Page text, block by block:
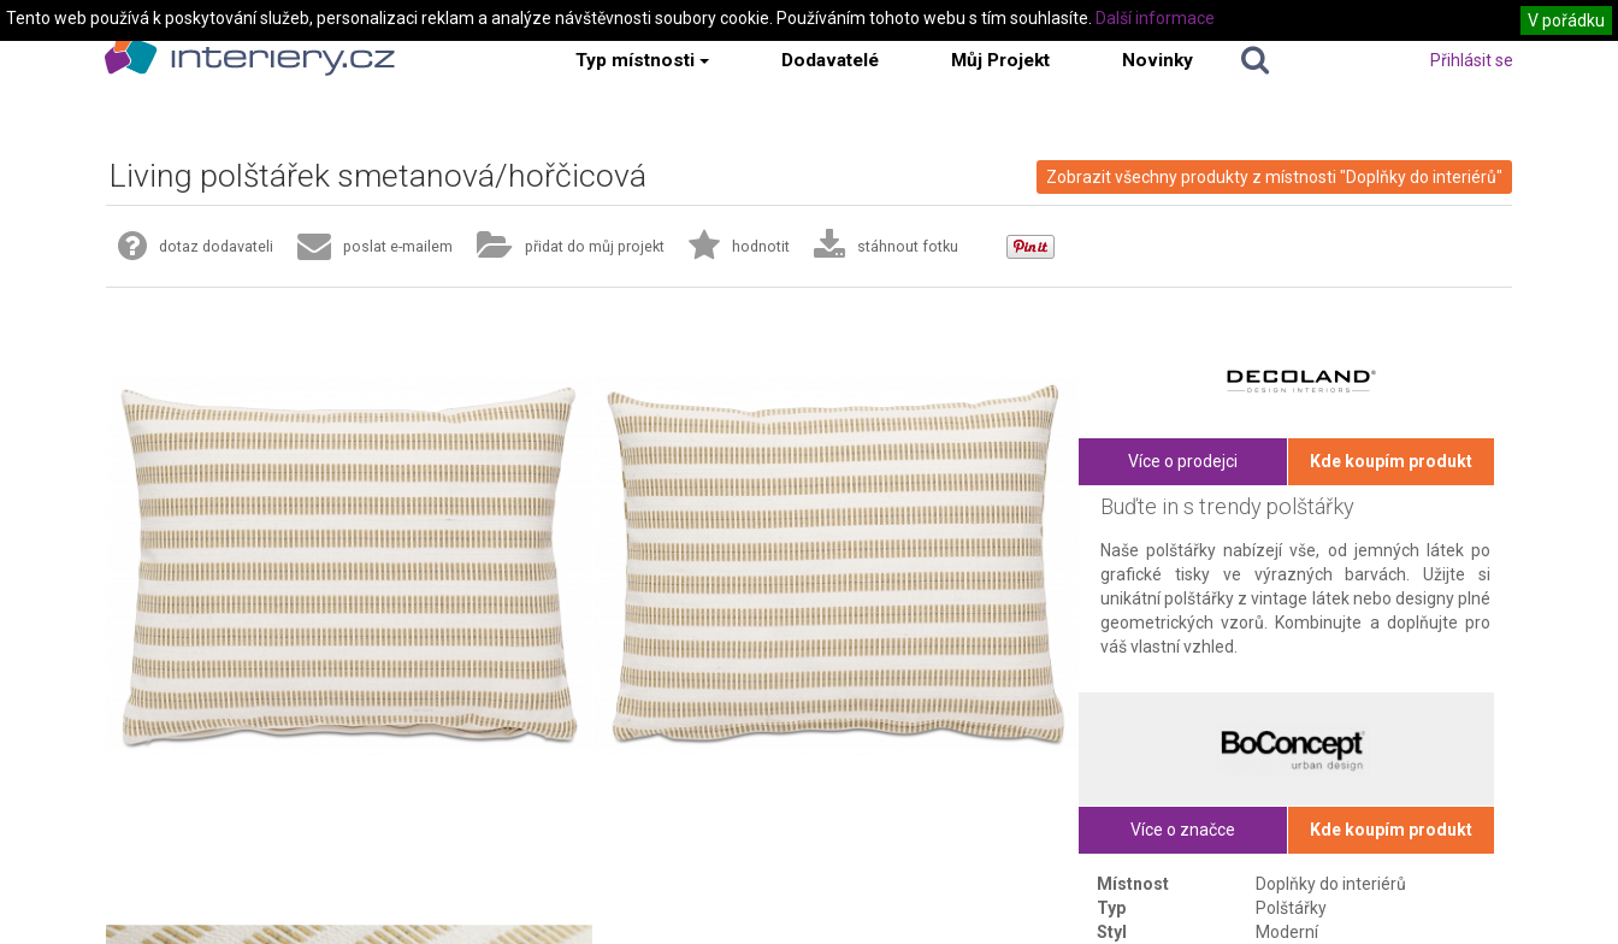
Typ místnosti Dodavatelé Můj Projekt Novinky Přihlásit se
Zobrazit všechny produkty z místnosti "Doplňky do interiérů"
Living polštářek smetanová/hořčicová
dotaz dodavateli poslat e-mailem přidat do můj projekt hodnotit stáhnout fotku
Více o prodejci Kde koupím produkt
Buďte in s trendy polštářky
Naše polštářky nabízejí vše, od jemných látek po
grafické tisky ve výrazných barvách. Užijte si
unikátní polštářky z vintage látek nebo designy plné
geometrických vzorů. Kombinujte a doplňujte pro
váš vlastní vzhled.
Více o značce Kde koupím produkt
Místnost
Doplňky do interiérů
Typ
Polštářky
Styl
Moderní
Tento web používá k poskytování služeb, personalizaci reklam a analýze návštěvnosti soubory cookie. Používáním tohoto webu s tím souhlasíte. V pořádku
Další informace